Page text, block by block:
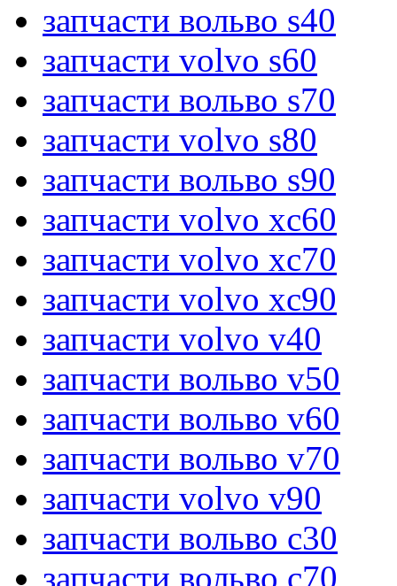
запчасти вольво s40
запчасти volvo s60
запчасти вольво s70
запчасти volvo s80
запчасти вольво s90
запчасти volvo xc60
запчасти volvo xc70
запчасти volvo xc90
запчасти volvo v40
запчасти вольво v50
запчасти вольво v60
запчасти вольво v70
запчасти volvo v90
запчасти вольво c30
запчасти вольво c70